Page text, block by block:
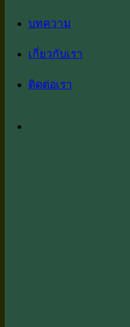
บทความ
เกี่ยวกับเรา
ติดต่อเรา